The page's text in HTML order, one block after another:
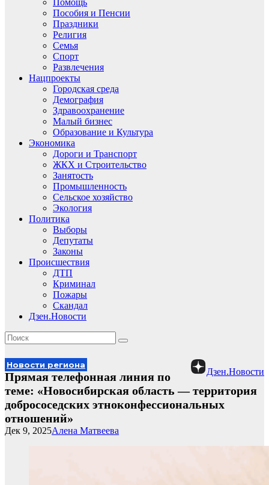
Помощь
Пособия и Пенсии
Праздники
Религия
Семья
Спорт
Развлечения
Нацпроекты
Городская среда
Демография
Здравоохранение
Малый бизнес
Образование и Культура
Экономика
Дороги и Транспорт
ЖКХ и Строительство
Занятость
Промышленность
Сельское хозяйство
Экология
Политика
Выборы
Депутаты
Законы
Происшествия
ДТП
Криминал
Пожары
Скандал
Дзен.Новости
Дзен.Новости
Новости региона
Прямая телефонная линия по
теме: «Новосибирская область — территория
добрососедских этноконфессиональных
отношений»
Алена Матвеева
Дек 9, 2025